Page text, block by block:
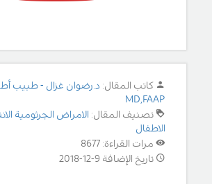
كاتب المقال: د.رضوان غزال - طبيب
MD,FAAP
تصنيف المقال: الامراض الجرثومية
الاطفال
مرات القراءة: 8677
تاريخ الإضافة 9-12-2018